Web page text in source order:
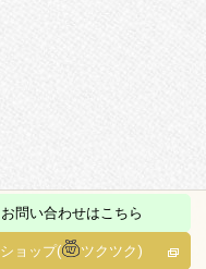
お問い合わせはこちら
ショップ( ツクツク)